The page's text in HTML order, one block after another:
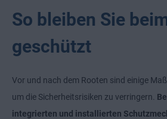
So bleiben Sie
geschützt
Vor und nach dem Rooten sind einige
um die Sicherheitsrisiken zu verringern.
integrierten und installierten